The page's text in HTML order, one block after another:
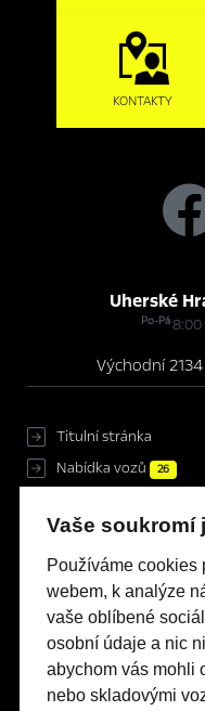
KONTAKTY
Uherské
Po-Pá8:00
Východní 2134
Titulní stránka
Nabídka vozů
26
Novinky
Kontakty
Vaše soukromí
Používáme cookies
webem, k analýze
vaše oblíbené
osobní údaje a nic
abychom vás mohli
nebo skladovými